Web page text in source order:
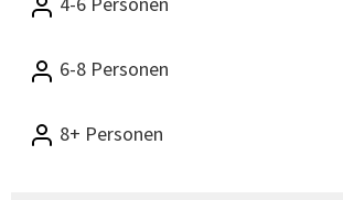
6-8 Personen
8+ Personen